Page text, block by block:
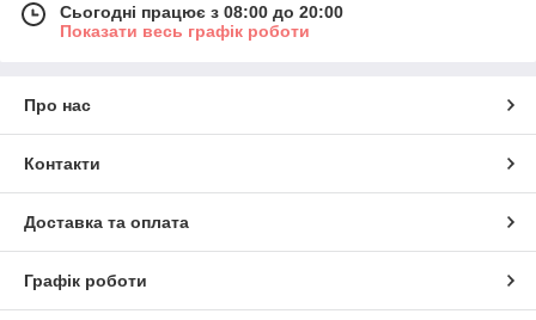
Сьогодні працює з 08:00 до 20:00
Показати весь графік роботи
Про нас
Контакти
Доставка та оплата
Графік роботи